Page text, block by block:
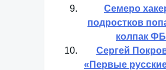
Семеро
подростков
колпак
Сергей
«Первые